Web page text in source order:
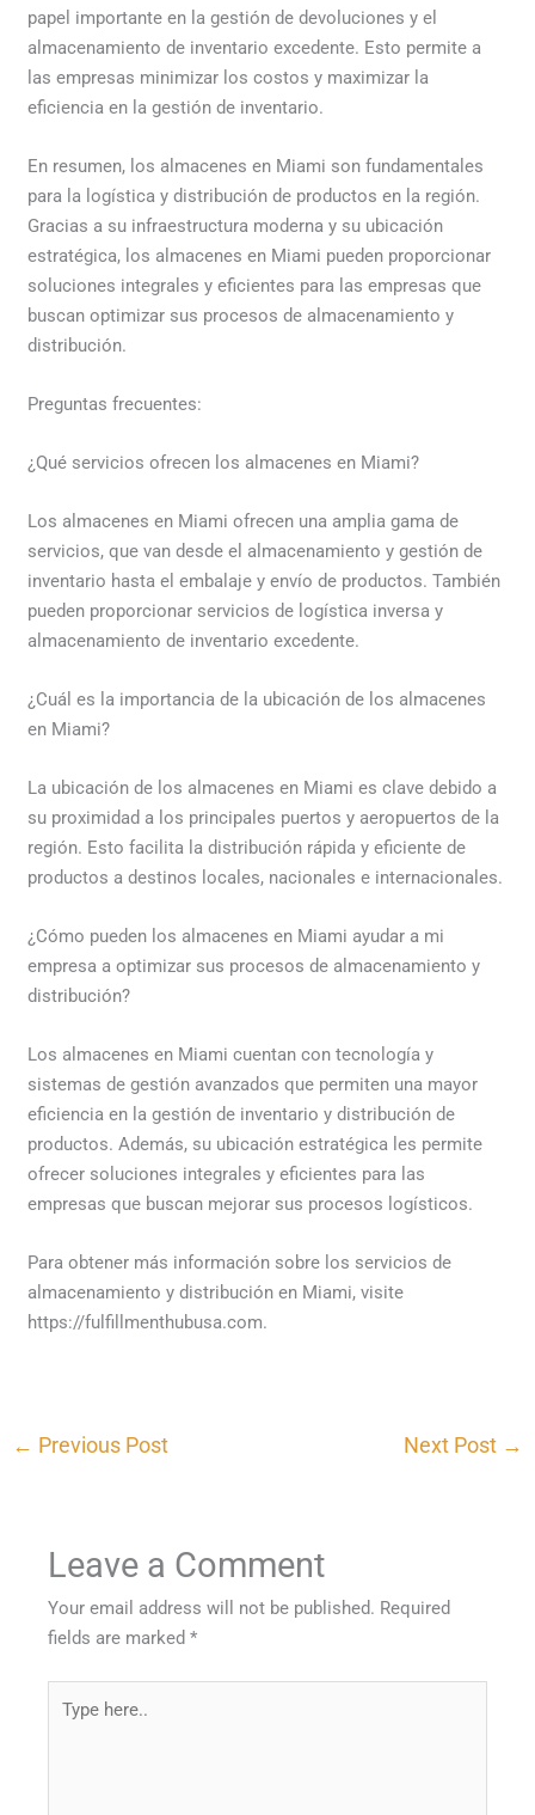
papel importante en la gestión de devoluciones y el
almacenamiento de inventario excedente. Esto permite a
las empresas minimizar los costos y maximizar la
eficiencia en la gestión de inventario.
En resumen, los almacenes en Miami son fundamentales
para la logística y distribución de productos en la región.
Gracias a su infraestructura moderna y su ubicación
estratégica, los almacenes en Miami pueden proporcionar
soluciones integrales y eficientes para las empresas que
buscan optimizar sus procesos de almacenamiento y
distribución.
Preguntas frecuentes:
¿Qué servicios ofrecen los almacenes en Miami?
Los almacenes en Miami ofrecen una amplia gama de
servicios, que van desde el almacenamiento y gestión de
inventario hasta el embalaje y envío de productos. También
pueden proporcionar servicios de logística inversa y
almacenamiento de inventario excedente.
¿Cuál es la importancia de la ubicación de los almacenes
en Miami?
La ubicación de los almacenes en Miami es clave debido a
su proximidad a los principales puertos y aeropuertos de la
región. Esto facilita la distribución rápida y eficiente de
productos a destinos locales, nacionales e internacionales.
¿Cómo pueden los almacenes en Miami ayudar a mi
empresa a optimizar sus procesos de almacenamiento y
distribución?
Los almacenes en Miami cuentan con tecnología y
sistemas de gestión avanzados que permiten una mayor
eficiencia en la gestión de inventario y distribución de
productos. Además, su ubicación estratégica les permite
ofrecer soluciones integrales y eficientes para las
empresas que buscan mejorar sus procesos logísticos.
Para obtener más información sobre los servicios de
almacenamiento y distribución en Miami, visite
https://fulfillmenthubusa.com.
← Previous Post Next Post →
Leave a Comment
Your email address will not be published. Required
fields are marked*
here..